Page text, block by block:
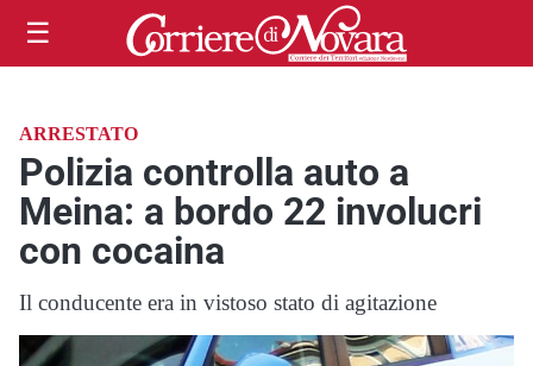
☰
ARRESTATO
Polizia controlla auto a
Meina: a bordo 22 involucri
con cocaina
Il conducente era in vistoso stato di agitazione